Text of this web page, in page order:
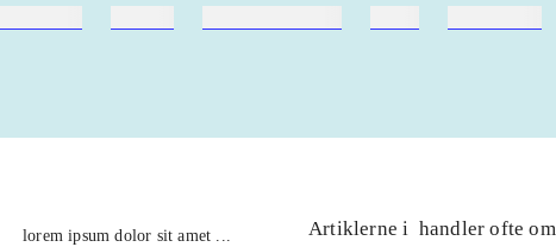
lorem ipsum dolor sit amet ...
Artiklerne i handler ofte om